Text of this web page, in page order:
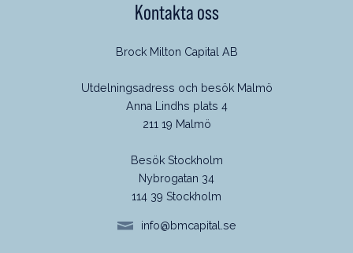
Kontakta oss
Brock Milton Capital AB
Utdelningsadress och besök Malmö
Anna Lindhs plats 4
211 19 Malmö
Besök Stockholm
Nybrogatan 34
114 39 Stockholm
info@bmcapital.se